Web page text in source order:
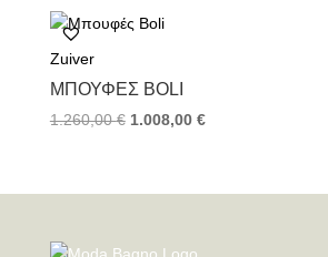
Zuiver
ΜΠΟΥΦΈΣ BOLI
1.260,00€ 1.008,00 €